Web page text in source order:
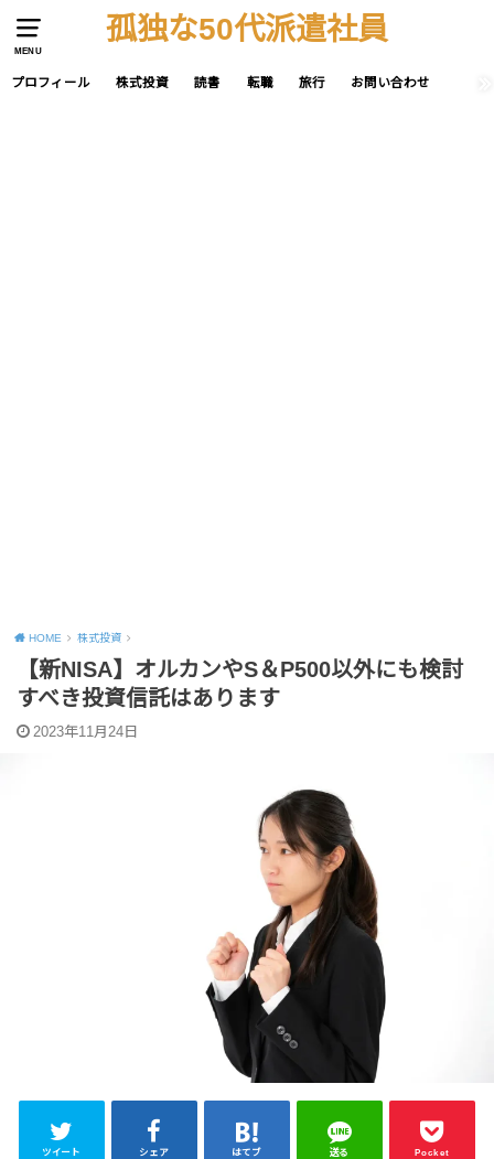
MENU
孤独な50代派遣社員
プロフィール 株式投資 読書 転職 旅行 お問い合わせ
HOME 株式投資
【新NISA】オルカンやS＆P500以外にも検討
すべき投資信託はあります
2023年11月24日
ツイート シェア はてブ 送る Pocket